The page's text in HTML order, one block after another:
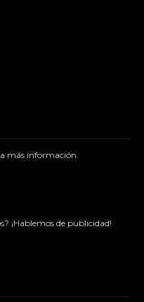
más información.
¡Hablemos de publicidad!